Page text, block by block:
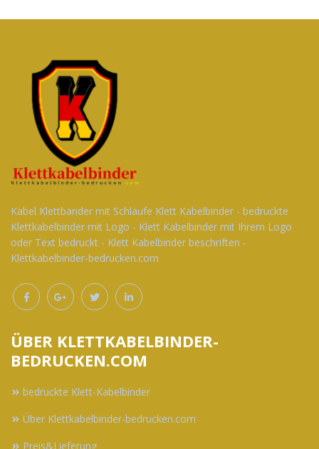
anfragen
anfragen
Kabel Klettbänder mit Schlaufe Klett Kabelbinder - bedruckte
Klettkabelbinder mit Logo - Klett Kabelbinder mit Ihrem Logo
oder Text bedruckt - Klett Kabelbinder beschriften -
Klettkabelbinder-bedrucken.com
ÜBER KLETTKABELBINDER-
BEDRUCKEN.COM
bedruckte Klett-Kabelbinder
Über Klettkabelbinder-bedrucken.com
Preis&Lieferung